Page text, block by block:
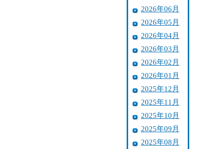
2026年06月
2026年05月
2026年04月
2026年03月
2026年02月
2026年01月
2025年12月
2025年11月
2025年10月
2025年09月
2025年08月